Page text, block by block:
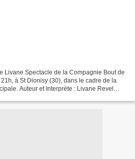
Livane Spectacle de la Compagnie Bout de
à St Dionisy (30), dans le cadre de la
Auteur et Interprète : Livane Revel